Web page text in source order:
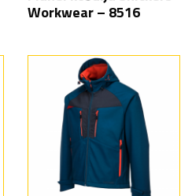
Workwear – 8516